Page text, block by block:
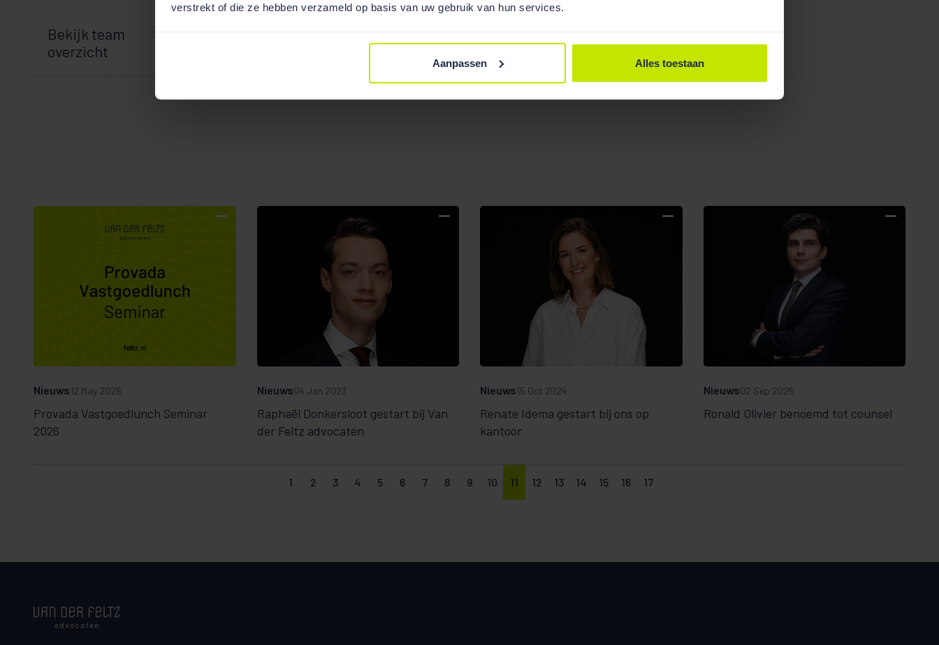
verstrekt of die ze hebben verzameld op basis van uw gebruik van hun services.
Aanpassen Alles toestaan
Bekijk team
overzicht
Provada Vastgoedlunch Seminar
2026
Nieuws12 May 2026
Raphaël Donkersloot gestart bij Van
der Feltz advocaten
Nieuws04 Jan 2023
Renate Idema gestart bij ons op
kantoor
Nieuws15 Oct 2024
Ronald Olivier benoemd tot counsel
Nieuws02 Sep 2025
1 2 3 4 5 6 7 8 9 10 11 12 13 14 15 16 17